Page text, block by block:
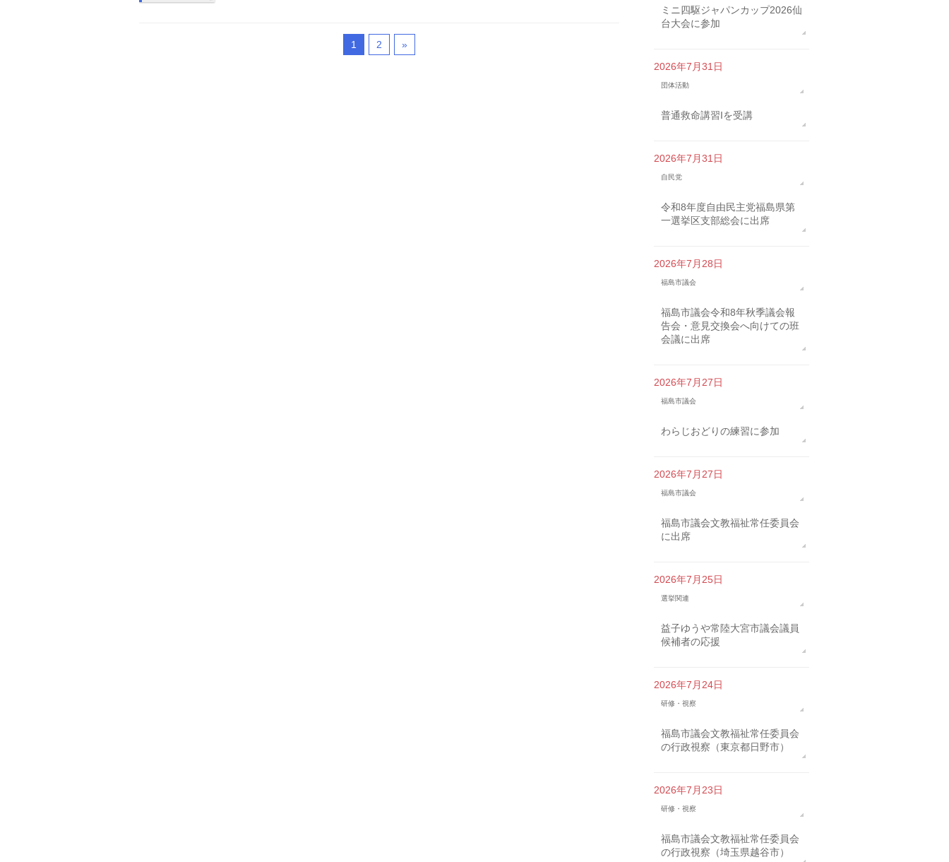
1 2 »
ミニ四駆ジャパンカップ2026仙
台大会に参加
2026年7月31日
団体活動
普通救命講習Iを受講
2026年7月31日
自民党
令和8年度自由民主党福島県第
一選挙区支部総会に出席
2026年7月28日
福島市議会
福島市議会令和8年秋季議会報
告会・意見交換会へ向けての班
会議に出席
2026年7月27日
福島市議会
わらじおどりの練習に参加
2026年7月27日
福島市議会
福島市議会文教福祉常任委員会
に出席
2026年7月25日
選挙関連
益子ゆうや常陸大宮市議会議員
候補者の応援
2026年7月24日
研修・視察
福島市議会文教福祉常任委員会
の行政視察（東京都日野市）
2026年7月23日
研修・視察
福島市議会文教福祉常任委員会
の行政視察（埼玉県越谷市）